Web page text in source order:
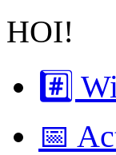
HOI!
#️⃣
📅